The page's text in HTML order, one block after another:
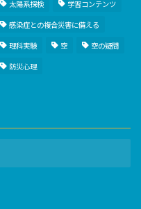
太陽系探検
学習コンテンツ
感染症との複合災害に備える
理科実験 空
空の疑問
防災心理